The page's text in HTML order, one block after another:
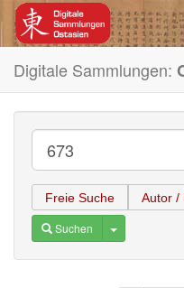
Digitale Sammlungen:
Freie Suche Autor /
Suchen Toggle